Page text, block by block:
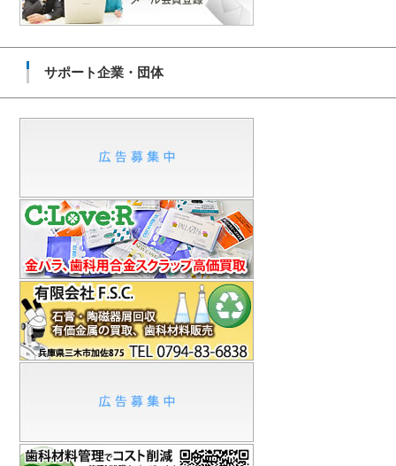
サポート企業・団体